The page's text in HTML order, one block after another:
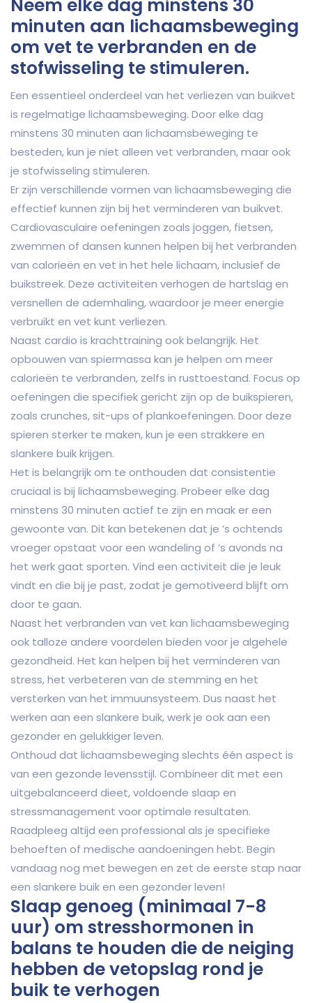
Neem elke dag minstens 30
minuten aan lichaamsbeweging
om vet te verbranden en de
stofwisseling te stimuleren.
Een essentieel onderdeel van het verliezen van buikvet
is regelmatige lichaamsbeweging. Door elke dag
minstens 30 minuten aan lichaamsbeweging te
besteden, kun je niet alleen vet verbranden, maar ook
je stofwisseling stimuleren.
Er zijn verschillende vormen van lichaamsbeweging die
effectief kunnen zijn bij het verminderen van buikvet.
Cardiovasculaire oefeningen zoals joggen, fietsen,
zwemmen of dansen kunnen helpen bij het verbranden
van calorieën en vet in het hele lichaam, inclusief de
buikstreek. Deze activiteiten verhogen de hartslag en
versnellen de ademhaling, waardoor je meer energie
verbruikt en vet kunt verliezen.
Naast cardio is krachttraining ook belangrijk. Het
opbouwen van spiermassa kan je helpen om meer
calorieën te verbranden, zelfs in rusttoestand. Focus op
oefeningen die specifiek gericht zijn op de buikspieren,
zoals crunches, sit-ups of plankoefeningen. Door deze
spieren sterker te maken, kun je een strakkere en
slankere buik krijgen.
Het is belangrijk om te onthouden dat consistentie
cruciaal is bij lichaamsbeweging. Probeer elke dag
minstens 30 minuten actief te zijn en maak er een
gewoonte van. Dit kan betekenen dat je ’s ochtends
vroeger opstaat voor een wandeling of ’s avonds na
het werk gaat sporten. Vind een activiteit die je leuk
vindt en die bij je past, zodat je gemotiveerd blijft om
door te gaan.
Naast het verbranden van vet kan lichaamsbeweging
ook talloze andere voordelen bieden voor je algehele
gezondheid. Het kan helpen bij het verminderen van
stress, het verbeteren van de stemming en het
versterken van het immuunsysteem. Dus naast het
werken aan een slankere buik, werk je ook aan een
gezonder en gelukkiger leven.
Onthoud dat lichaamsbeweging slechts één aspect is
van een gezonde levensstijl. Combineer dit met een
uitgebalanceerd dieet, voldoende slaap en
stressmanagement voor optimale resultaten.
Raadpleeg altijd een professional als je specifieke
behoeften of medische aandoeningen hebt. Begin
vandaag nog met bewegen en zet de eerste stap naar
een slankere buik en een gezonder leven!
Slaap genoeg (minimaal 7-8
uur) om stresshormonen in
balans te houden die de neiging
hebben de vetopslag rond je
buik te verhogen